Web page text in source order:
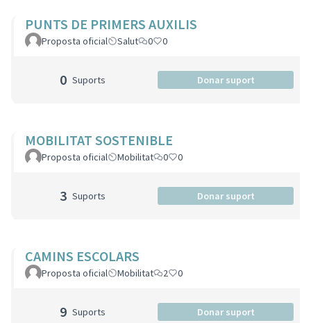
PUNTS DE PRIMERS AUXILIS
Proposta oficial Salut 0 0
0 Suports Donar suport
MOBILITAT SOSTENIBLE
Proposta oficial Mobilitat 0 0
3 Suports Donar suport
CAMINS ESCOLARS
Proposta oficial Mobilitat 2 0
9 Suports Donar suport